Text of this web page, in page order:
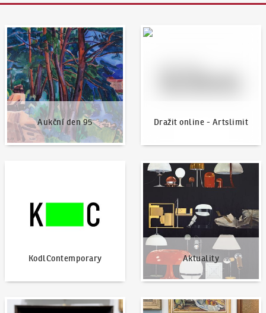
Aukční den 95
Aukční den 95
Dražit online - Artslimit
Dražit online - Artslimit
KodlContemporary Aktuality
Aktuality
Jak dražit? Nabídnout dílo